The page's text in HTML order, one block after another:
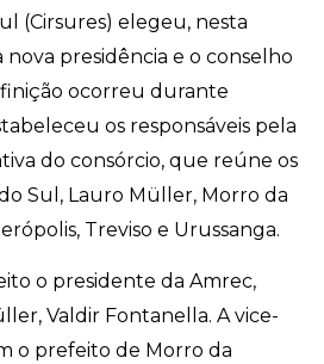
(Cirsures) elegeu, nesta
nova presidência e o conselho
ocorreu durante
os responsáveis pela
do consórcio, que reúne os
Sul, Lauro Müller, Morro da
Treviso e Urussanga.
o presidente da Amrec,
Valdir Fontanella. A vice-
o prefeito de Morro da